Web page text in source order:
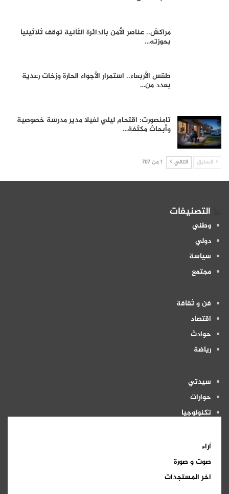
مراكش.. عناصر الأمن بالدائرة الثانية توقف ثلاثينيا
بحوزته…
طقس الأربعاء.. استمرار الأجواء الحارة وزخات رعدية
بعدد من…
تامنصورت: اقتحام ليلي لفيلا مدير مدرسة خصوصية
وأبحاث مكثفة…
السابق التالي 1 من 707
التصنيفات
وطني
دولي
سياسة
مجتمع
فن و ثقافة
اقتصاد
حوادث
رياضة
سيدتي
حوارات
تكنولوجيا
آراء
صوت و صورة
اخر المستجدات